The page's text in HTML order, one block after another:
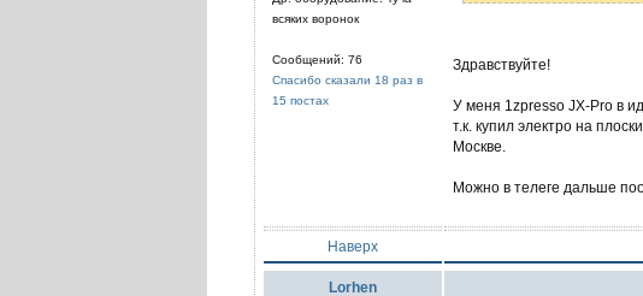
всяких воронок
Сообщений: 76
Спасибо сказали 18 раз в
15 постах
Здравствуйте!
У меня 1zpresso JX-Pro в
т.к. купил электро на
Москве.
Можно в телеге дальше
Наверх
Lorhen